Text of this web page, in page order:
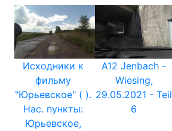
Исходники к
фильму
"Юрьевское" ( ).
Нас. пункты:
Юрьевское,
A12 Jenbach -
Wiesing,
29.05.2021 - Teil
6